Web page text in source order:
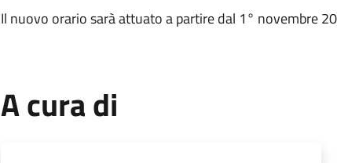
Il nuovo orario sarà attuato a partire dal 1° novembre
A cura di